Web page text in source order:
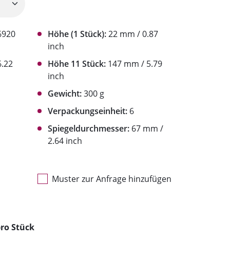
Höhe (1 Stück):22 mm / 0.87
inch
Höhe 11 Stück: 147 mm / 5.79
inch
Gewicht:300 g
Verpackungseinheit: 6
Spiegeldurchmesser: 67 mm /
2.64 inch
Muster zur Anfrage hinzufügen
Stück